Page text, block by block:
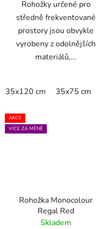
Rohožky určené pro
středně frekventované
prostory jsou obvykle
vyrobeny z odolnějších
materiálů,...
35x120 cm 35x75 cm
AKCE
VÍCE ZA MÉNĚ
Rohožka Monocolour
Regal Red
Skladem